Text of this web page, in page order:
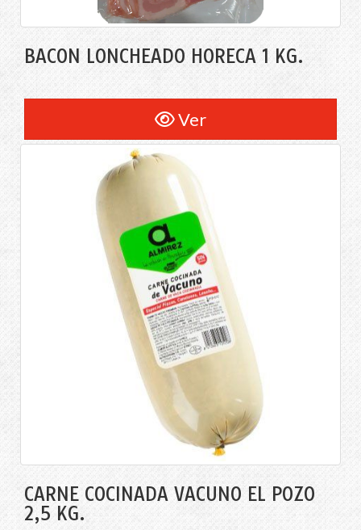
BACON LONCHEADO HORECA 1 KG.
Ver
CARNE COCINADA VACUNO EL POZO
2,5 KG.